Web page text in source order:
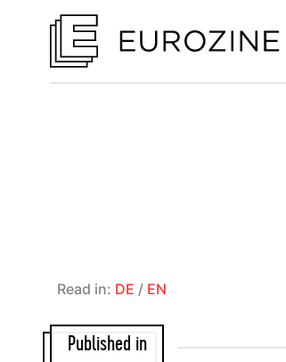
Read in: DE / EN
Published in